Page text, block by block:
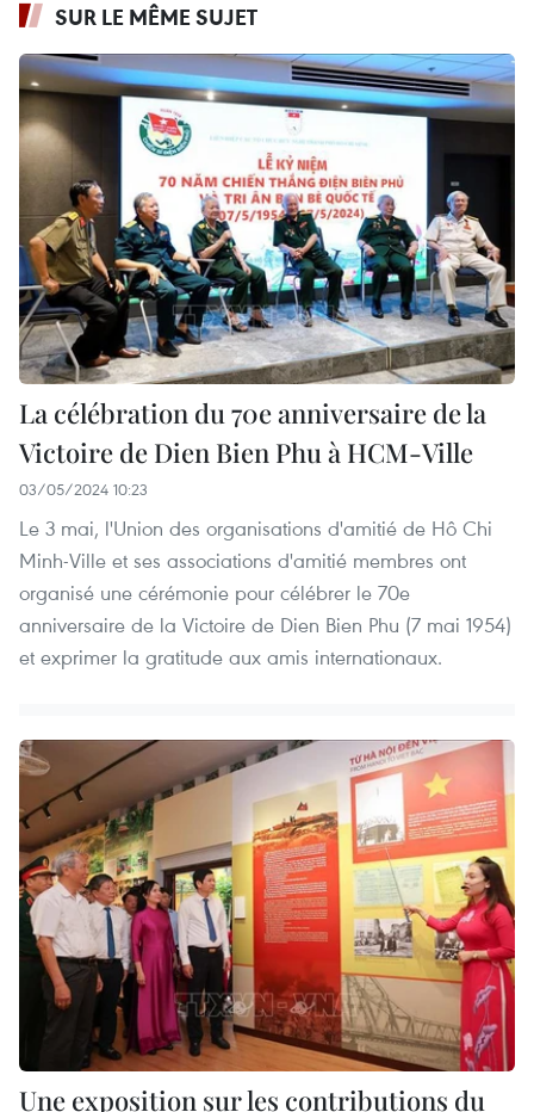
SUR LE MÊME SUJET
La célébration du 70e anniversaire de la
Victoire de Dien Bien Phu à HCM-Ville
03/05/2024 10:23
Le 3 mai, l'Union des organisations d'amitié de Hô Chi
Minh-Ville et ses associations d'amitié membres ont
organisé une cérémonie pour célébrer le 70e
anniversaire de la Victoire de Dien Bien Phu (7 mai 1954)
et exprimer la gratitude aux amis internationaux.
Une exposition sur les contributions du